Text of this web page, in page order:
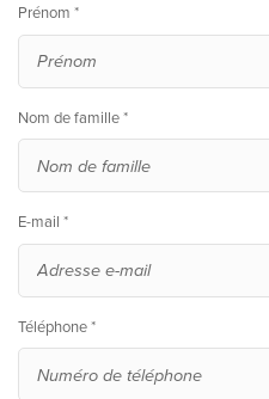
Prénom *
Nom de famille *
E-mail *
Téléphone *